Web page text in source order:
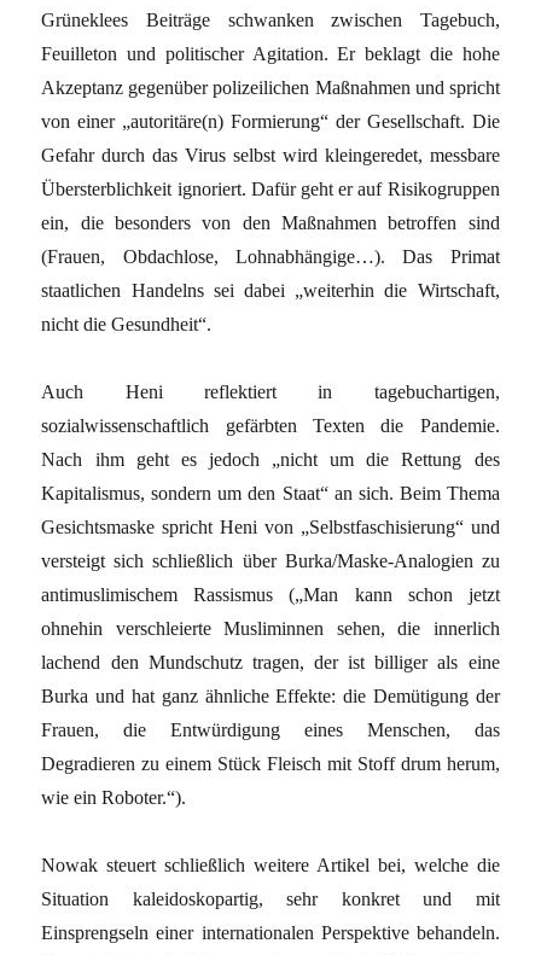
Grüneklees Beiträge schwanken zwischen Tagebuch,
Feuilleton und politischer Agitation. Er beklagt die hohe
Akzeptanz gegenüber polizeilichen Maßnahmen und spricht
von einer „autoritäre(n) Formierung“ der Gesellschaft. Die
Gefahr durch das Virus selbst wird kleingeredet, messbare
Übersterblichkeit ignoriert. Dafür geht er auf Risikogruppen
ein, die besonders von den Maßnahmen betroffen sind
(Frauen, Obdachlose, Lohnabhängige…). Das Primat
staatlichen Handelns sei dabei „weiterhin die Wirtschaft,
nicht die Gesundheit“.
Auch Heni reflektiert in tagebuchartigen,
sozialwissenschaftlich gefärbten Texten die Pandemie.
Nach ihm geht es jedoch „nicht um die Rettung des
Kapitalismus, sondern um den Staat“ an sich. Beim Thema
Gesichtsmaske spricht Heni von „Selbstfaschisierung“ und
versteigt sich schließlich über Burka/Maske-Analogien zu
antimuslimischem Rassismus („Man kann schon jetzt
ohnehin verschleierte Musliminnen sehen, die innerlich
lachend den Mundschutz tragen, der ist billiger als eine
Burka und hat ganz ähnliche Effekte: die Demütigung der
Frauen, die Entwürdigung eines Menschen, das
Degradieren zu einem Stück Fleisch mit Stoff drum herum,
wie ein Roboter.“).
Nowak steuert schließlich weitere Artikel bei, welche die
Situation kaleidoskopartig, sehr konkret und mit
Einsprengseln einer internationalen Perspektive behandeln.